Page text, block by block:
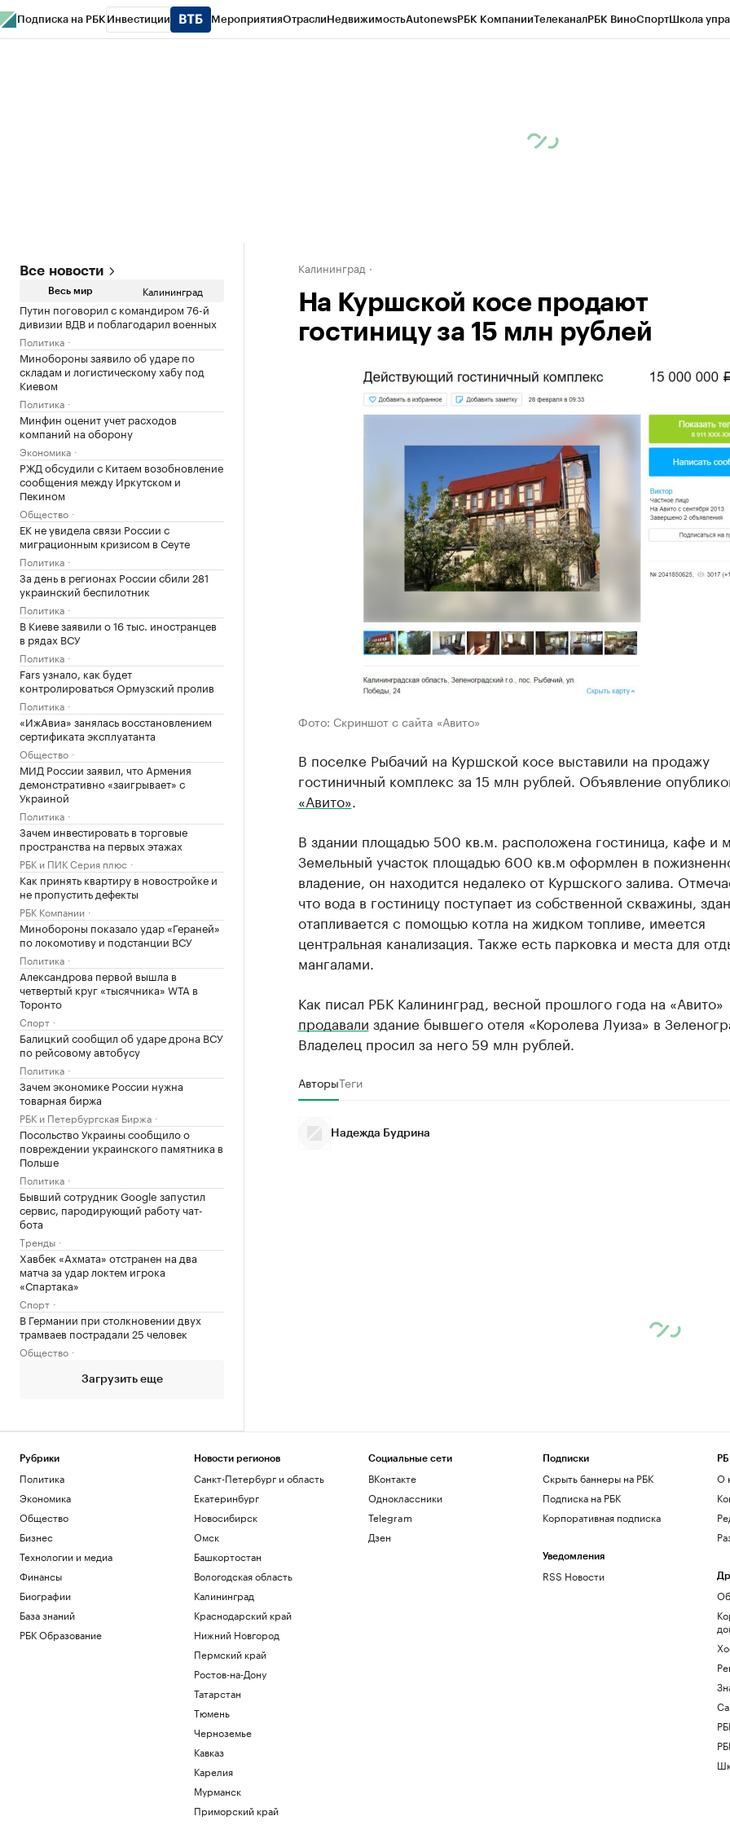
Подписка на РБК Инвестиции МероприятияОтраслиНедвижимостьAutonewsРБК КомпанииТелеканалРБК ВиноСпортШкола
Все новости
Весь мир Калининград
Путин поговорил с командиром 76-й
дивизии ВДВ и поблагодарил военных
Политика
Минобороны заявило об ударе по
складам и логистическому хабу под
Киевом
Политика
Минфин оценит учет расходов
компаний на оборону
Экономика
РЖД обсудили с Китаем возобновление
сообщения между Иркутском и
Пекином
Общество
ЕК не увидела связи России с
миграционным кризисом в Сеуте
Политика
За день в регионах России сбили 281
украинский беспилотник
Политика
В Киеве заявили о 16 тыс. иностранцев
в рядах ВСУ
Политика
Fars узнало, как будет
контролироваться Ормузский пролив
Политика
«ИжАвиа» занялась восстановлением
сертификата эксплуатанта
Общество
МИД России заявил, что Армения
демонстративно «заигрывает» с
Украиной
Политика
Зачем инвестировать в торговые
пространства на первых этажах
РБК и ПИК Серия плюс
Как принять квартиру в новостройке и
не пропустить дефекты
РБК Компании
Минобороны показало удар «Гераней»
по локомотиву и подстанции ВСУ
Политика
Александрова первой вышла в
четвертый круг «тысячника» WTA в
Торонто
Спорт
Балицкий сообщил об ударе дрона ВСУ
по рейсовому автобусу
Политика
Зачем экономике России нужна
товарная биржа
РБК и Петербургская Биржа
Посольство Украины сообщило о
повреждении украинского памятника в
Польше
Политика
Бывший сотрудник Google запустил
сервис, пародирующий работу чат-
бота
Тренды
Хавбек «Ахмата» отстранен на два
матча за удар локтем игрока
«Спартака»
Спорт
В Германии при столкновении двух
трамваев пострадали 25 человек
Общество
Загрузить еще
Калининград
На Куршской косе продают
гостиницу за 15 млн рублей
Фото: Скриншот с сайта «Авито»
В поселке Рыбачий на Куршской косе выставили на продажу
гостиничный комплекс за 15 млн рублей. Объявление
«Авито»
В здании площадью 500 кв.м. расположена гостиница, кафе и
Земельный участок площадью 600 кв.м оформлен в
владение, он находится недалеко от Куршского залива.
что вода в гостиницу поступает из собственной скважины,
отапливается с помощью котла на жидком топливе, имеется
центральная канализация. Также есть парковка и места для
мангалами.
Как писал РБК Калининград, весной прошлого года на «Авито»
продавали здание бывшего отеля «Королева Луиза» в
Владелец просил за него 59 млн рублей.
АвторыТеги
Надежда Будрина
Рубрики
Политика
Экономика
Общество
Бизнес
Технологии и медиа
Финансы
Биографии
База знаний
РБК Образование
Новости регионов
Санкт-Петербург и область
Екатеринбург
Новосибирск
Омск
Башкортостан
Вологодская область
Калининград
Краснодарский край
Нижний Новгород
Пермский край
Ростов-на-Дону
Татарстан
Тюмень
Черноземье
Кавказ
Карелия
Мурманск
Приморский край
Социальные сети
ВКонтакте
Одноклассники
Telegram
Дзен
Подписки
Скрыть баннеры на РБК
Подписка на РБК
Корпоративная подписка
Уведомления
RSS Новости
О